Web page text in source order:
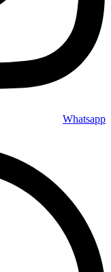
Whatsapp